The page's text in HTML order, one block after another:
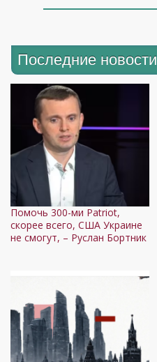
Последние новости
Помочь 300-ми Patriot,
скорее всего, США Украине
не смогут, – Руслан Бортник